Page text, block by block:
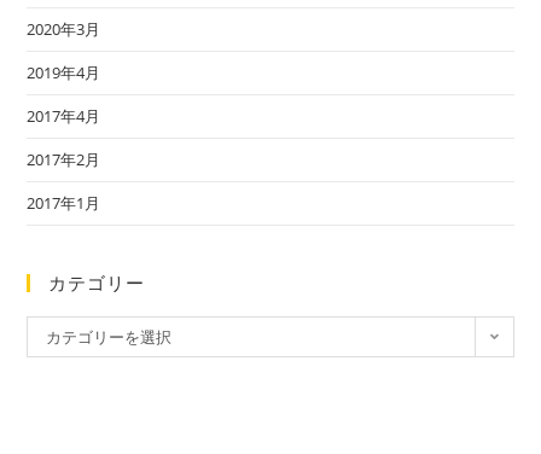
2020年3月
2019年4月
2017年4月
2017年2月
2017年1月
カテゴリー
カテゴリーを選択